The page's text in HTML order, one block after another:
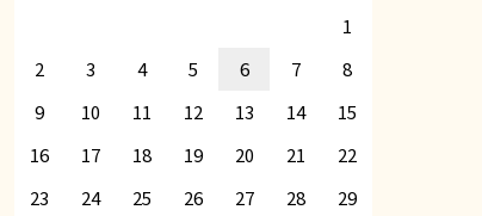
1
2
3 4 5 6 7
8
9
10 11 12 13 14
15
16
17 18 19 20 21
22
23
24 25 26 27 28
29